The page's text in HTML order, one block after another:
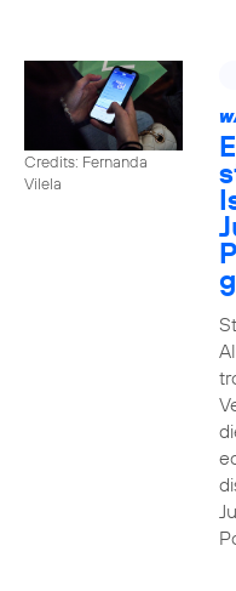
Credits: Fernanda
Vilela